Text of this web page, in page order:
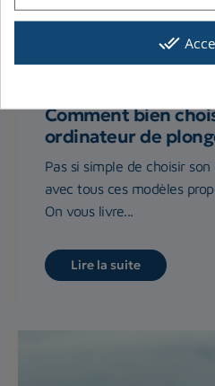
Comment bien
ordinateur de
Pas si simple de choisir
avec tous ces modèles
On vous livre...
Lire la suite
done_all